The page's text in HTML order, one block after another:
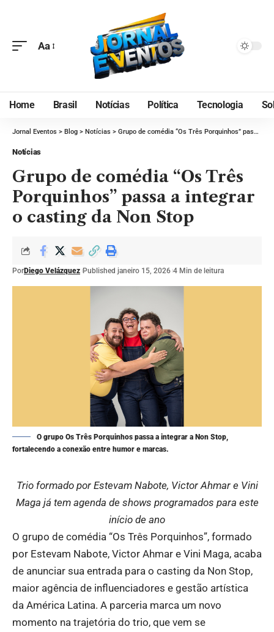
Aa
Home Brasil Notícias Política Tecnologia
Jornal Eventos > Blog > Notícias > Grupo de comédia “Os Três Porquinhos” passa a integrar o casting da Non Stop
Notícias
Grupo de comédia “Os Três
Porquinhos” passa a integrar
o casting da Non Stop
PorDiego Velázquez Published janeiro 15, 2026 4 Min de leitura
O grupo Os Três Porquinhos passa a integrar a Non Stop,
fortalecendo a conexão entre humor e marcas.
Trio formado por Estevam Nabote, Victor Ahmar e Vini
Maga já tem agenda de shows programados para este
início de ano
O grupo de comédia “Os Três Porquinhos”, formado
por Estevam Nabote, Victor Ahmar e Vini Maga, acaba
de anunciar sua entrada para o casting da Non Stop,
maior agência de influenciadores e gestão artística
da América Latina. A parceria marca um novo
momento na trajetória do trio, que vem se